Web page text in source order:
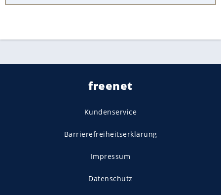
freenet
Kundenservice
Barrierefreiheitserklärung
Impressum
Datenschutz